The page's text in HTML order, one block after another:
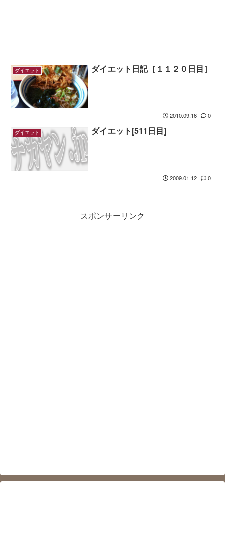
ダイエット ダイエット日記［１１２０日目］
2010.09.16 0
ダイエット ダイエット[511日目]
2009.01.12 0
スポンサーリンク